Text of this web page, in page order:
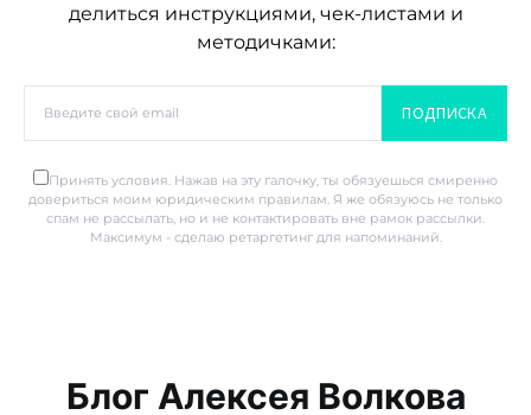
делиться инструкциями, чек-листами и
методичками:
ПОДПИСКА
Принять условия. Нажав на эту галочку, ты обязуешься смиренно
довериться моим юридическим правилам. Я же обязуюсь не только
спам не рассылать, но и не контактировать вне рамок рассылки.
Максимум - сделаю ретаргетинг для напоминаний.
Блог Алексея Волкова